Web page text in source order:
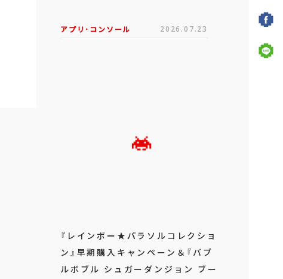
アプリ･コンソール 2026.07.23
『レインボー★パラソルコレクショ
ン』早期購入キャンペーン＆『バブ
ルボブル シュガーダンジョン ブー